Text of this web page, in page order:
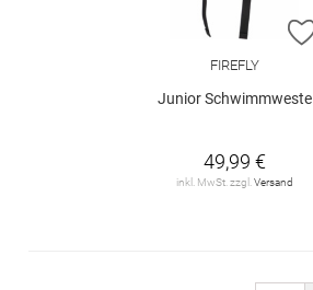
FIREFLY
Junior Schwimmweste
49,99 €
inkl. MwSt. zzgl.Versand